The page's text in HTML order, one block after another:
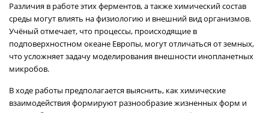
Различия в работе этих ферментов, а также химический состав
среды могут влиять на физиологию и внешний вид организмов.
Учёный отмечает, что процессы, происходящие в
подповерхностном океане Европы, могут отличаться от земных,
что усложняет задачу моделирования внешности инопланетных
микробов.
В ходе работы предполагается выяснить, как химические
взаимодействия формируют разнообразие жизненных форм и